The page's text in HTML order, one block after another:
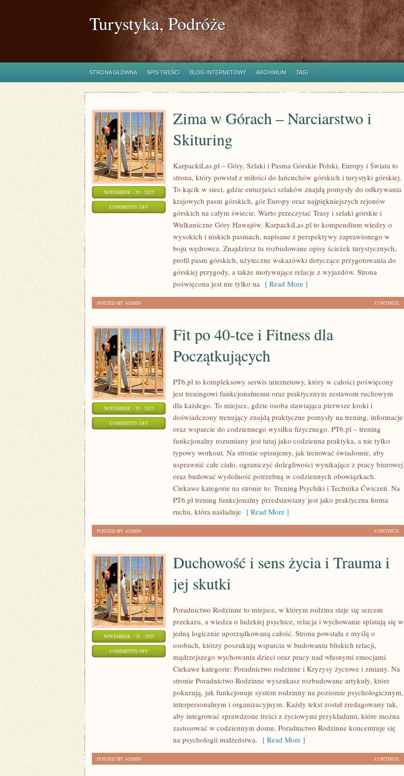
Turystyka, Podróże
STRONA GŁÓWNA SPIS TREŚCI BLOG INTERNETOWY ARCHIWUM TAGI
NOVEMBER - 29 - 2025
COMMENTS OFFON
Zima w Górach – Narciarstwo i
Skituring
KarpackiLas.pl – Góry, Szlaki i Pasma Górskie Polski, Europy i Świata to
strona, który powstał z miłości do łańcuchów górskich i turystyki górskiej.
To kącik w sieci, gdzie entuzjaści szlaków znajdą pomysły do odkrywania
krajowych pasm górskich, gór Europy oraz najpiękniejszych rejonów
górskich na całym świecie. Warto przeczytać Trasy i szlaki górskie i
Wulkaniczne Góry Hawajów. KarpackiLas.pl to kompendium wiedzy o
wysokich i niskich pasmach, napisane z perspektywy zaprawionego w
boju wędrowca. Znajdziesz tu rozbudowane opisy ścieżek turystycznych,
profil pasm górskich, użyteczne wskazówki dotyczące przygotowania do
górskiej przygody, a także motywujące relacje z wyjazdów. Strona
poświęcona jest nie tylko na [ Read More ]
CONTINUE
POSTED BY ADMIN
NOVEMBER - 29 - 2025
COMMENTS OFFON
Fit po 40-tce i Fitness dla
Początkujących
PT6.pl to kompleksowy serwis internetowy, który w całości poświęcony
jest treningowi funkcjonalnemu oraz praktycznym zestawom ruchowym
dla każdego. To miejsce, gdzie osoba stawiająca pierwsze kroki i
doświadczony trenujący znajdą praktyczne pomysły na trening, informacje
oraz wsparcie do codziennego wysiłku fizycznego. PT6.pl – trening
funkcjonalny rozumiany jest tutaj jako codzienna praktyka, a nie tylko
typowy workout. Na stronie opisujemy, jak trenować świadomie, aby
usprawnić całe ciało, ograniczyć dolegliwości wynikające z pracy biurowej
oraz budować wydolność potrzebną w codziennych obowiązkach.
Ciekawe kategorie na stronie to: Trening Psychiki i Technika Ćwiczeń. Na
PT6.pl trening funkcjonalny przedstawiany jest jako praktyczna forma
ruchu, która naśladuje [ Read More ]
CONTINUE
POSTED BY ADMIN
NOVEMBER - 29 - 2025
COMMENTS OFFON
Duchowość i sens życia i Trauma i
jej skutki
Poradnictwo Rodzinne to miejsce, w którym rodzina staje się sercem
przekazu, a wiedza o ludzkiej psychice, relacja i wychowanie splatają się w
jedną logicznie uporządkowaną całość. Strona powstała z myślą o
osobach, którzy poszukują wsparcia w budowaniu bliskich relacji,
mądrzejszego wychowania dzieci oraz pracy nad własnymi emocjami.
Ciekawe kategorie: Poradnictwo rodzinne i Kryzysy życiowe i zmiany. Na
stronie Poradnictwo Rodzinne wyszukasz rozbudowane artykuły, które
pokazują, jak funkcjonuje system rodzinny na poziomie psychologicznym,
interpersonalnym i organizacyjnym. Każdy tekst został zredagowany tak,
aby integrować sprawdzone treści z życiowymi przykładami, które można
zastosować w codziennym domu. Poradnictwo Rodzinne koncentruje się
na psychologii małżeństwa. [ Read More ]
CONTINUE
POSTED BY ADMIN